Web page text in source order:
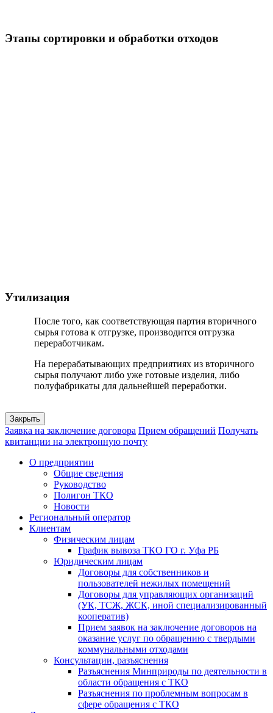
Этапы сортировки и обработки отходов
Утилизация
После того, как соответствующая партия вторичного
сырья готова к отгрузке, производится отгрузка
переработчикам.
На перерабатывающих предприятиях из вторичного
сырья получают либо уже готовые изделия, либо
полуфабрикаты для дальнейшей переработки.
Закрыть
Заявка на заключение договора Прием обращений Получать
квитанции на электронную почту
О предприятии
Общие сведения
Руководство
Полигон ТКО
Новости
Региональный оператор
Клиентам
Физическим лицам
График вывоза ТКО ГО г. Уфа РБ
Юридическим лицам
Договоры для собственников и
пользователей нежилых помещений
Договоры для управляющих организаций
(УК, ТСЖ, ЖСК, иной специализированный
кооператив)
Прием заявок на заключение договоров на
оказание услуг по обращению с твердыми
коммунальными отходами
Консультации, разъяснения
Разъяснения Минприроды по деятельности в
области обращения с ТКО
Разъяснения по проблемным вопросам в
сфере обращения с ТКО